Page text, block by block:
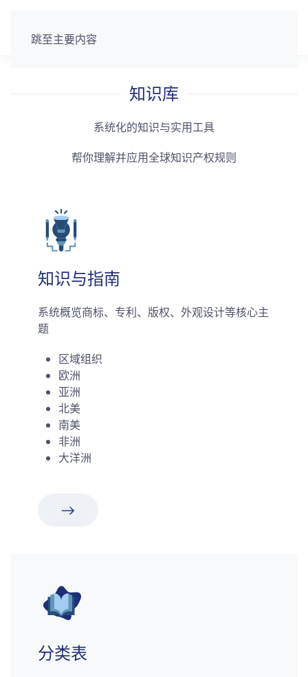
跳至主要内容
知识库
系统化的知识与实用工具
帮你理解并应用全球知识产权规则
知识与指南
系统概览商标、专利、版权、外观设计等核心主
题
区域组织
欧洲
亚洲
北美
南美
非洲
大洋洲
分类表